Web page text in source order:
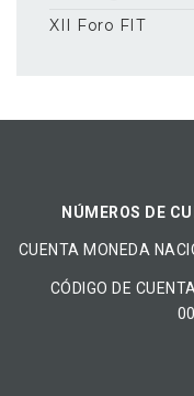
XII Foro FIT
NÚMEROS DE
CUENTA MONEDA
CÓDIGO DE